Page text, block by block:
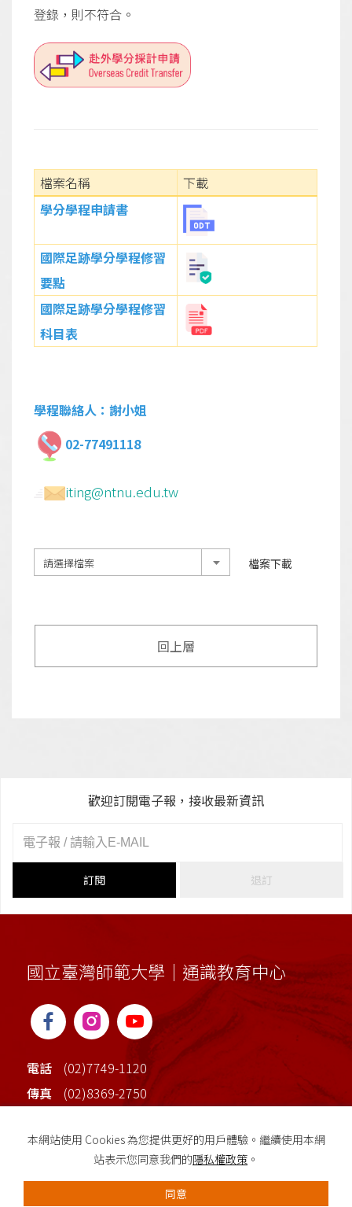
本網站使用 Cookies 為您提供更好的用戶體驗。繼續使用本網
站表示您同意我們的隱私權政策 。
同意
登錄，則不符合。
檔案名稱
下載
學分學程申請書
國際足跡學分學程修習
要點
國際足跡學分學程修習
科目表
學程聯絡人：謝小姐
02-77491118
iting@ntnu.edu.tw
請選擇檔案 檔案下載
回上層
歡迎訂閱電子報，接收最新資訊
訂閱 退訂
國立臺灣師範大學｜通識教育中心
電話
(02)7749-1120
傳真
(02)8369-2750
大樓2樓)